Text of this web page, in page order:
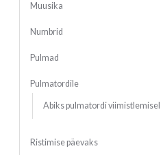
Muusika
Numbrid
Pulmad
Pulmatordile
Abiks pulmatordi viimistlemisel
Ristimise päevaks